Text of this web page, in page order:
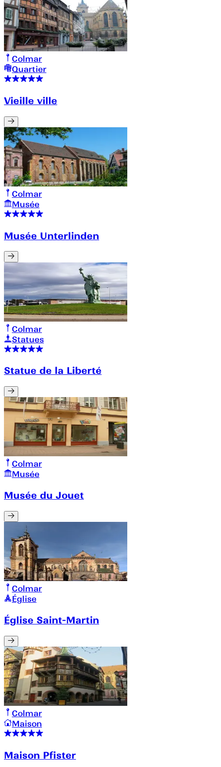
Colmar
Quartier
Vieille ville
Colmar
Musée
Musée Unterlinden
Colmar
Statues
Statue de la Liberté
Colmar
Musée
Musée du Jouet
Colmar
Église
Église Saint-Martin
Colmar
Maison
Maison Pfister